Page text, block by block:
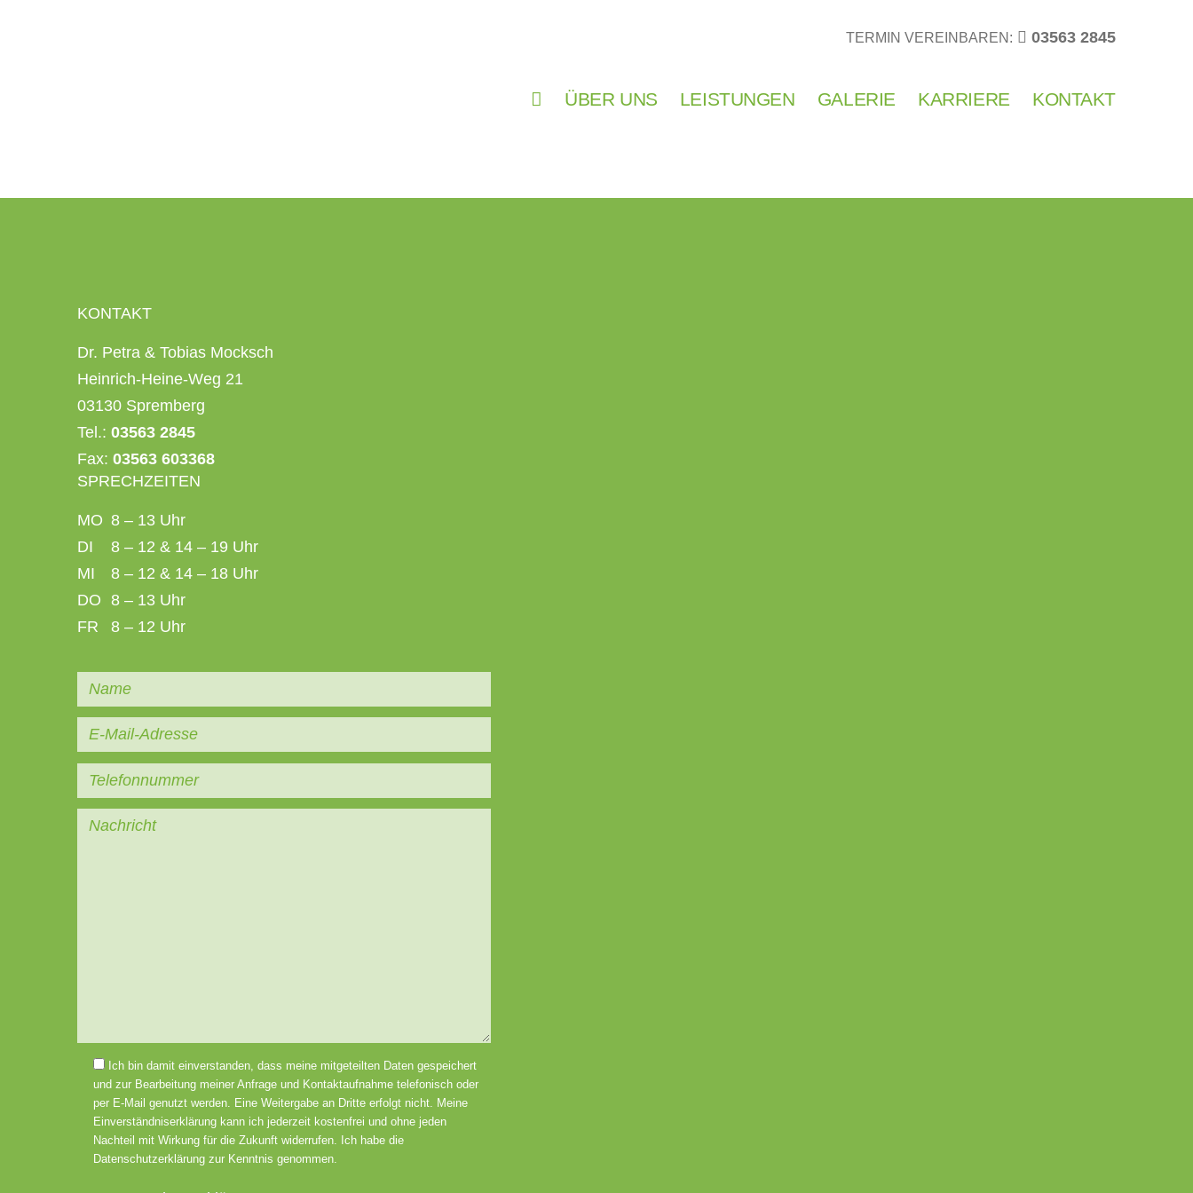
TERMIN VEREINBAREN: 03563 2845
ÜBER UNS LEISTUNGEN GALERIE KARRIERE KONTAKT
KONTAKT
Dr. Petra & Tobias Mocksch
Heinrich-Heine-Weg 21
03130 Spremberg
Tel.: 03563 2845
Fax: 03563 603368
SPRECHZEITEN
MO 8 – 13 Uhr
DI
8 – 12 & 14 – 19 Uhr
MI
8 – 12 & 14 – 18 Uhr
DO 8 – 13 Uhr
FR
8 – 12 Uhr
Bitte lasse dieses Feld leer.
Ich bin damit einverstanden, dass meine mitgeteilten Daten gespeichert
und zur Bearbeitung meiner Anfrage und Kontaktaufnahme telefonisch oder
per E-Mail genutzt werden. Eine Weitergabe an Dritte erfolgt nicht. Meine
Einverständniserklärung kann ich jederzeit kostenfrei und ohne jeden
Nachteil mit Wirkung für die Zukunft widerrufen. Ich habe die
Datenschutzerklärung zur Kenntnis genommen.